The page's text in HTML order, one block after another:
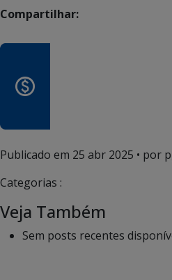
Compartilhar:
Publicado em 25 abr 2025 • por
Categorias :
Veja Também
Sem posts recentes